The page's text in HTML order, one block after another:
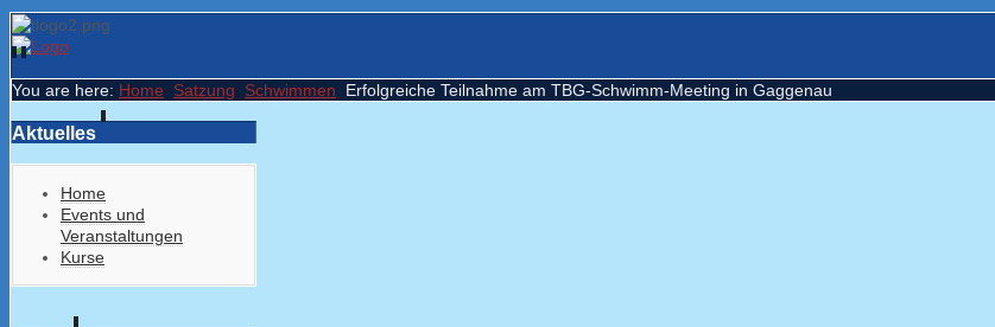
You are here: Home Satzung Schwimmen Erfolgreiche Teilnahme am TBG-Schwimm-Meeting in Gaggenau
Aktuelles
Home
Events und
Veranstaltungen
Kurse